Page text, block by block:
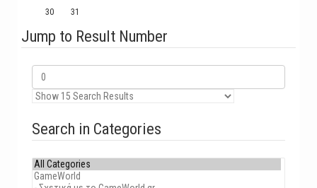
30
31
Jump to Result Number
Search in Categories